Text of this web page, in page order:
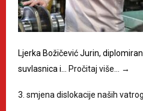
Ljerka Božičević Jurin,
suvlasnica i… Pročitaj više… →
3. smjena dislokacije naših